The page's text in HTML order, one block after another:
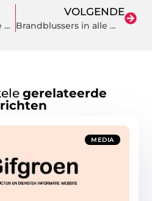
Tuinstoelen van hoge kwaliteit: ook bij tuinmeubelen uit de aanbieding
VOLGENDE
Brandblussers in alle maten
gerelateerde
MEDIA